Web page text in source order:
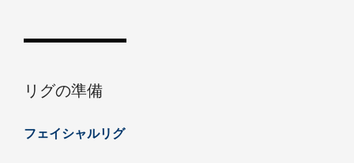
リグの準備
フェイシャルリグ